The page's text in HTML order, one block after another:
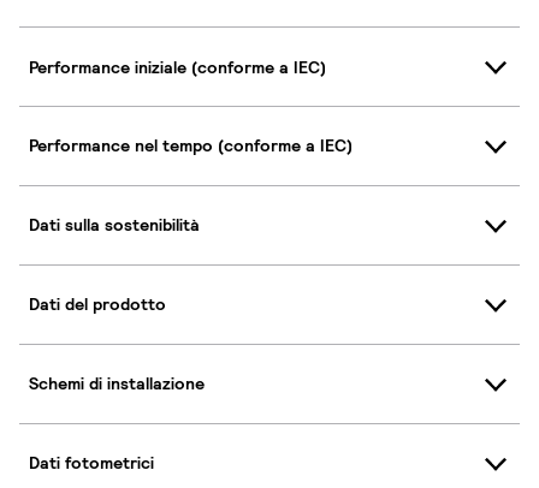
Performance iniziale (conforme a IEC)
Performance nel tempo (conforme a IEC)
Dati sulla sostenibilità
Dati del prodotto
Schemi di installazione
Dati fotometrici